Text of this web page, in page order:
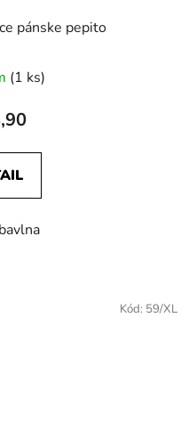
pánske pepito
(1 ks)
Kód: 59/XL